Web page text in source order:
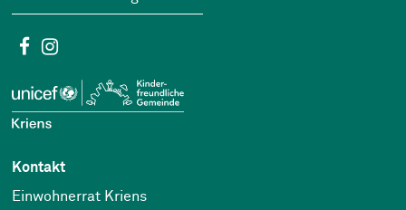
Social Media
Facebook
Kontakt
Einwohnerrat Kriens